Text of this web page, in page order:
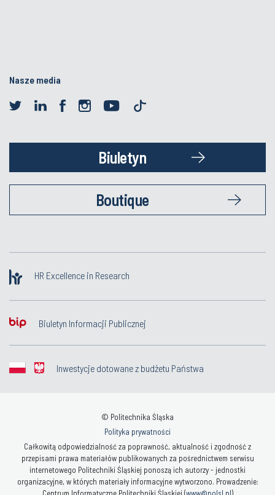
Nasze media
Biuletyn
Boutique
HR Excellence in Research
Biuletyn Informacji Publicznej
Inwestycje dotowane z budżetu Państwa
© Politechnika Śląska
Polityka prywatności
Całkowitą odpowiedzialność za poprawność, aktualność i zgodność z
przepisami prawa materiałów publikowanych za pośrednictwem serwisu
internetowego Politechniki Śląskiej ponoszą ich autorzy - jednostki
organizacyjne, w których materiały informacyjne wytworzono. Prowadzenie: